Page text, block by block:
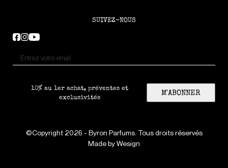
SUIVEZ-NOUS
10% au 1er achat, préventes et
exclusivités
M'ABONNER
©Copyright 2026 - Byron Parfums. Tous droits réservés
Made byWesign